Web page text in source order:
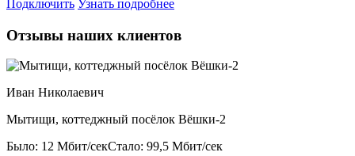
Подключить Узнать подробнее
Отзывы наших клиентов
Иван Николаевич
Мытищи, коттеджный посёлок Вёшки-2
Было: 12 Мбит/секСтало: 99,5 Мбит/сек